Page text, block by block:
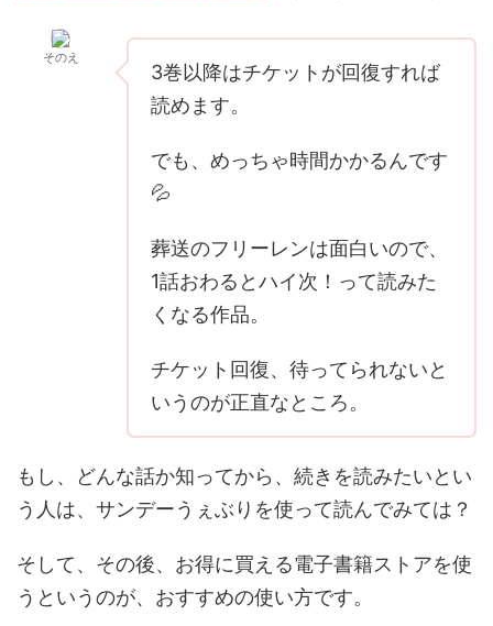
そのえ
3巻以降はチケットが回復すれば
読めます。
でも、めっちゃ時間かかるんです
💦
葬送のフリーレンは面白いので、
1話おわるとハイ次！って読みた
くなる作品。
チケット回復、待ってられないと
いうのが正直なところ。
もし、どんな話か知ってから、続きを読みたいとい
う人は、サンデーうぇぶりを使って読んでみては？
そして、その後、お得に買える電子書籍ストアを使
うというのが、おすすめの使い方です。